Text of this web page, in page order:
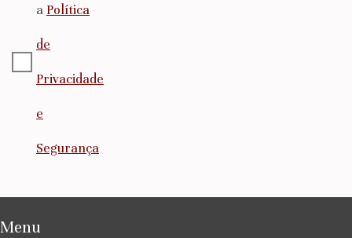
a Política
de
Privacidade
e
Segurança
Menu